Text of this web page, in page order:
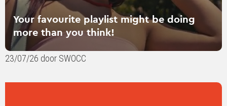
Your favourite playlist might be doing
more than you think!
23/07/26 door SWOCC